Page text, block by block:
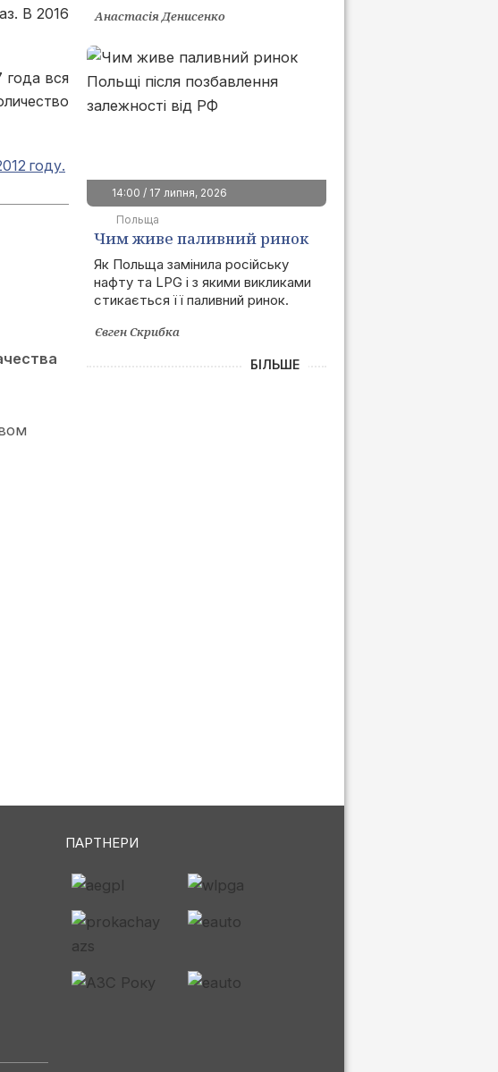
В 2016
года вся
году.
Анастасія Денисенко
14:00 / 17 липня, 2026
Польща
Чим живе паливний ринок
Польщі після позбавлення
залежності від РФ
Як Польща замінила російську
нафту та LPG і з якими викликами
стикається її паливний ринок.
Євген Скрибка
БІЛЬШЕ
ПАРТНЕРИ